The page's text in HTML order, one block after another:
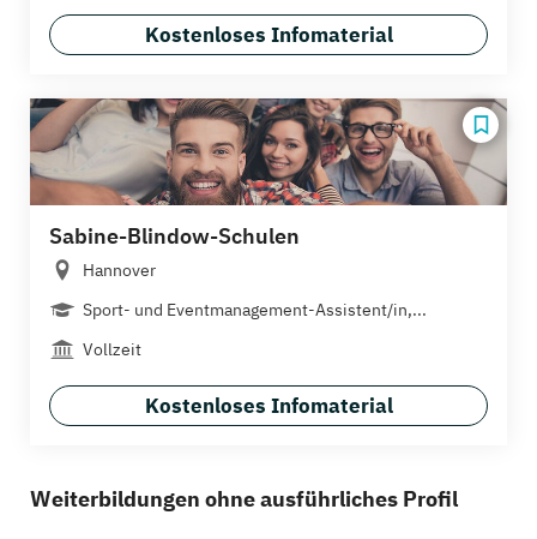
Kostenloses Infomaterial
Sabine-Blindow-Schulen
Hannover
Sport- und Eventmanagement-Assistent/in,...
Vollzeit
Kostenloses Infomaterial
Weiterbildungen ohne ausführliches Profil